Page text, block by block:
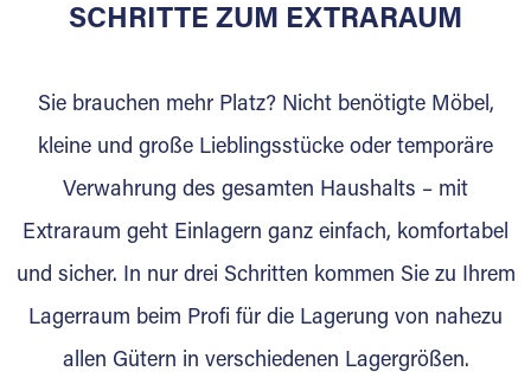
für die Einlagerung von Umzugsgut gebaut
Lagerkunden und Vermietungen.
Ihre Vorteile als Extraraum Partner:
Marktgerechte Preise
Digitale Buchungsplattform
Gewinnung von Neukunden
Nachricht.
SCHRITTE ZUM EXTRARAUM
Sie brauchen mehr Platz? Nicht benötigte Möbel,
kleine und große Lieblingsstücke oder temporäre
Verwahrung des gesamten Haushalts – mit
Extraraum geht Einlagern ganz einfach, komfortabel
und sicher. In nur drei Schritten kommen Sie zu Ihrem
Lagerraum beim Profi für die Lagerung von nahezu
allen Gütern in verschiedenen Lagergrößen.